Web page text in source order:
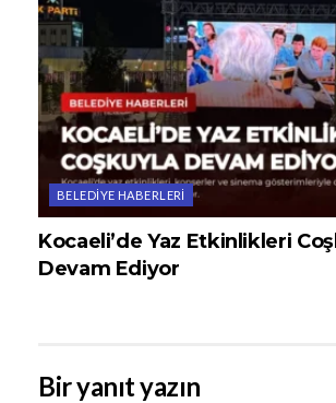
BELEDIYE HABERLERI
Kocaeli’de Yaz Etkinlikleri
Devam Ediyor
Bir yanıt yazın